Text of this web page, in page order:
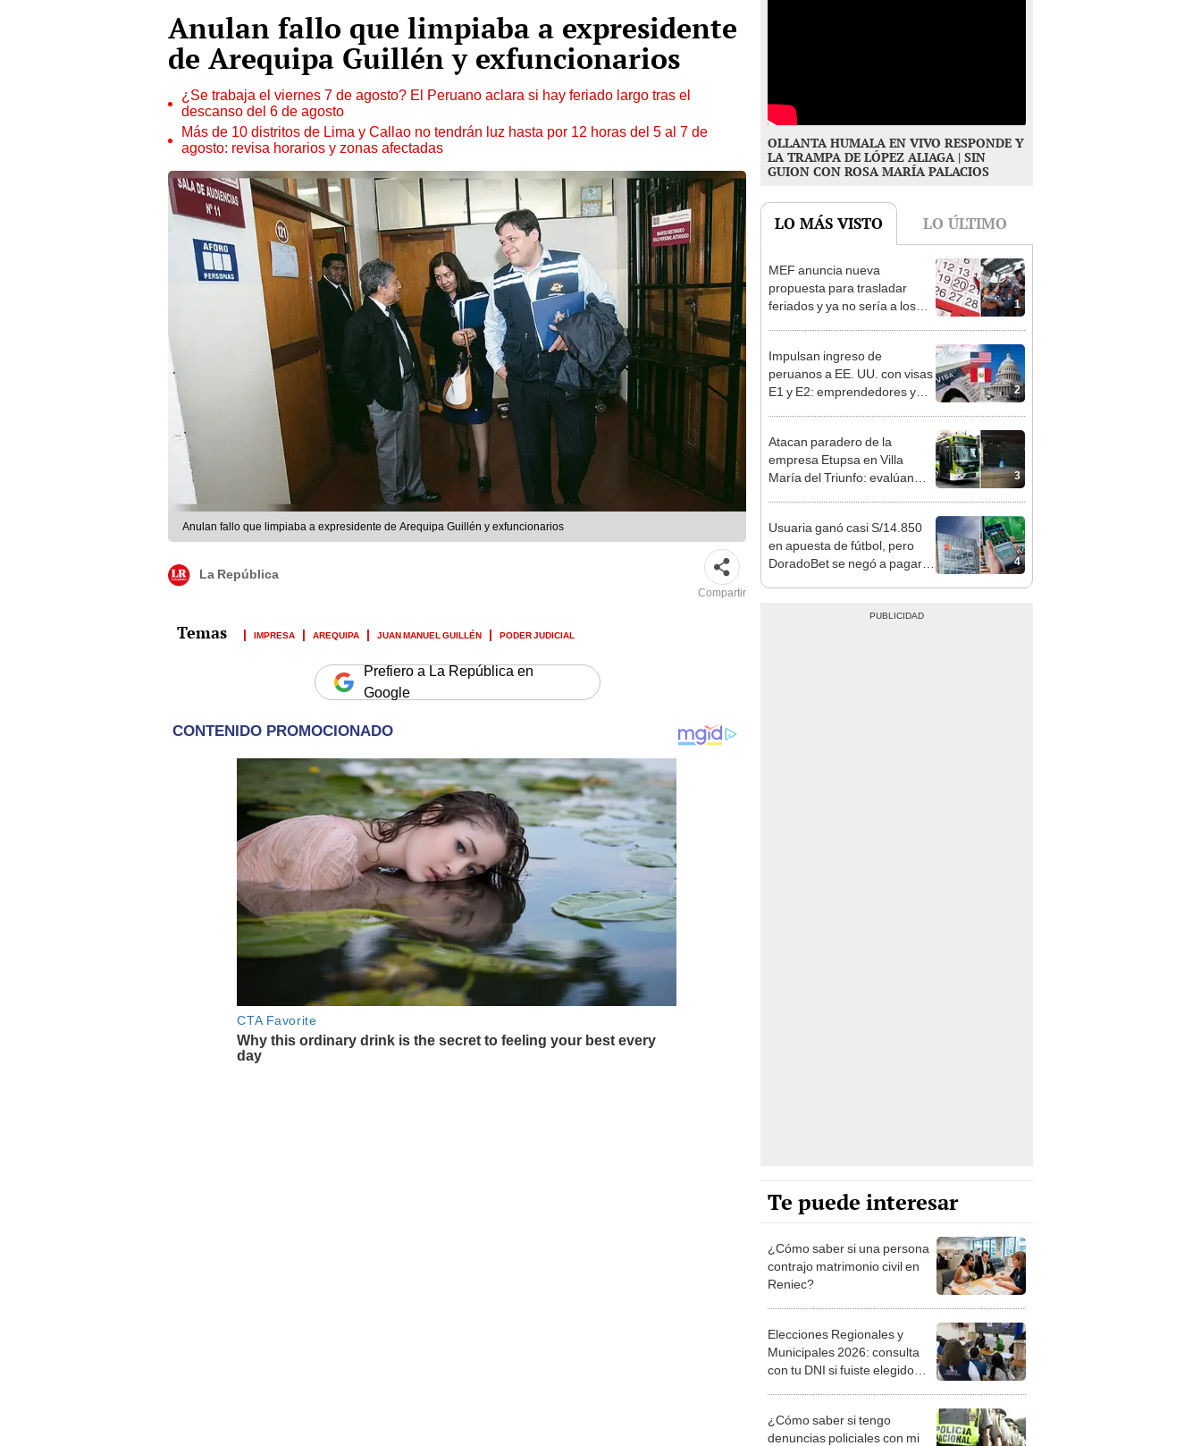
Anulan fallo que limpiaba a expresidente
de Arequipa Guillén y exfuncionarios
¿Se trabaja el viernes 7 de agosto? El Peruano aclara si hay feriado largo tras el
descanso del 6 de agosto
Más de 10 distritos de Lima y Callao no tendrán luz hasta por 12 horas del 5 al 7 de
agosto: revisa horarios y zonas afectadas
Anulan fallo que limpiaba a expresidente de Arequipa Guillén y exfuncionarios
La República
Compartir
IMPRESA AREQUIPA JUAN MANUEL GUILLÉN PODER JUDICIAL
Prefiero a La República en
Google
OLLANTA HUMALA EN VIVO RESPONDE Y
LA TRAMPA DE LÓPEZ ALIAGA | SIN
GUION CON ROSA MARÍA PALACIOS
LO MÁS VISTO LO ÚLTIMO
1
MEF anuncia nueva
propuesta para trasladar
feriados y ya no sería a los
2
Impulsan ingreso de
peruanos a EE. UU. con visas
E1 y E2: emprendedores y
3
Atacan paradero de la
empresa Etupsa en Villa
María del Triunfo: evalúan
4
Usuaria ganó casi S/14.850
en apuesta de fútbol, pero
DoradoBet se negó a pagar:
Te puede interesar
¿Cómo saber si una persona
contrajo matrimonio civil en
Reniec?
Elecciones Regionales y
Municipales 2026: consulta
con tu DNI si fuiste elegido
la ONPE
¿Cómo saber si tengo
denuncias policiales con mi